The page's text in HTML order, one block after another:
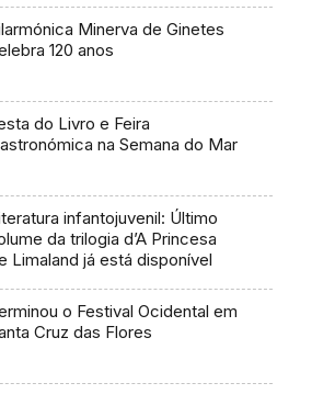
Minerva de Ginetes
120 anos
do Livro e Feira
na Semana do Mar
infantojuvenil: Último
da trilogia d’A Princesa
Limaland já está disponível
o Festival Ocidental em
Cruz das Flores